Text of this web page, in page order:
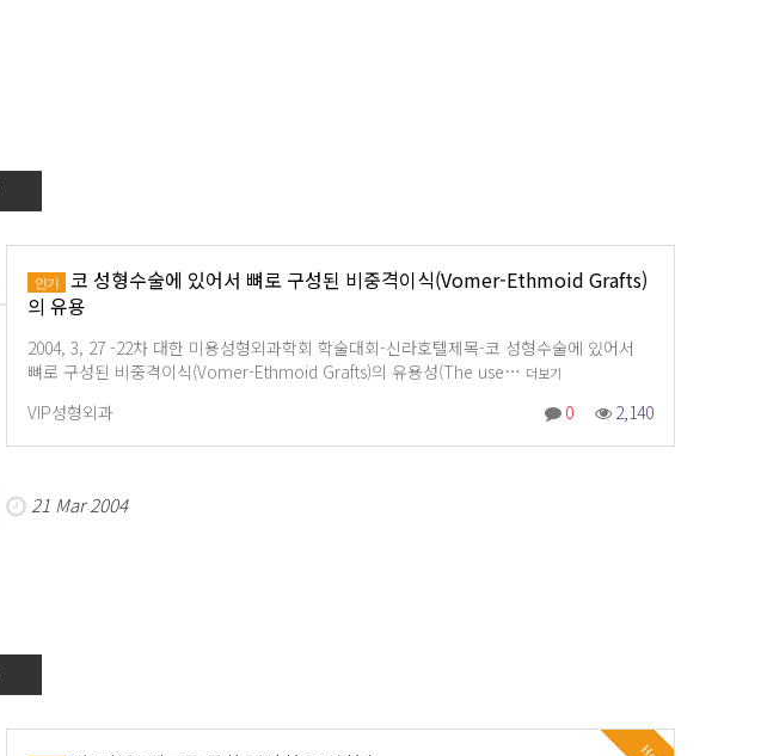
인기 코 성형수술에 있어서 뼈로 구성된 비중격이식(Vomer-Ethmoid Grafts)
의 유용
2004, 3, 27 -22차 대한 미용성형외과학회 학술대회-신라호텔제목-코 성형수술에 있어서
뼈로 구성된 비중격이식(Vomer-Ethmoid Grafts)의 유용성(The use… 더보기
VIP성형외과 0 2,140
21 Mar 2004